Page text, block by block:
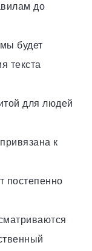
до
будет
текста
для людей
к
постепенно